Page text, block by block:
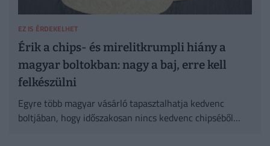
EZ IS ÉRDEKELHET
Érik a chips- és mirelitkrumpli hiány a
magyar boltokban: nagy a baj, erre kell
felkészülni
Egyre több magyar vásárló tapasztalhatja kedvenc
boltjában, hogy időszakosan nincs kedvenc chipséből